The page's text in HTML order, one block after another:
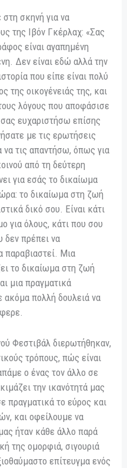
σκηνή για να
της Ιβόν Γκέρλαχ: «Σας
είναι αγαπημένη
Δεν είναι εδώ αλλά την
που είπε είναι πολύ
της οικογένειάς της, και
λόγους που αποφάσισε
ευχαριστήσω επίσης
με τις ερωτήσεις
τις απαντήσω, όπως για
από τη δεύτερη
για εσάς το δικαίωμα
το δικαίωμα στη ζωή
δικό σου. Είναι κάτι
για όλους, κάτι που σου
δεν πρέπει να
παραβιαστεί. Μια
το δικαίωμα στη ζωή
μια πραγματικά
ακόμα πολλή δουλειά να
Φεστιβάλ διερωτήθηκαν,
τρόπους, πώς είναι
ο ένας τον άλλο σε
την ικανότητά μας
πραγματικά το εύρος και
και οφείλουμε να
ήταν κάθε άλλο παρά
της ομορφιά, σιγουριά
επίτευγμα ενός